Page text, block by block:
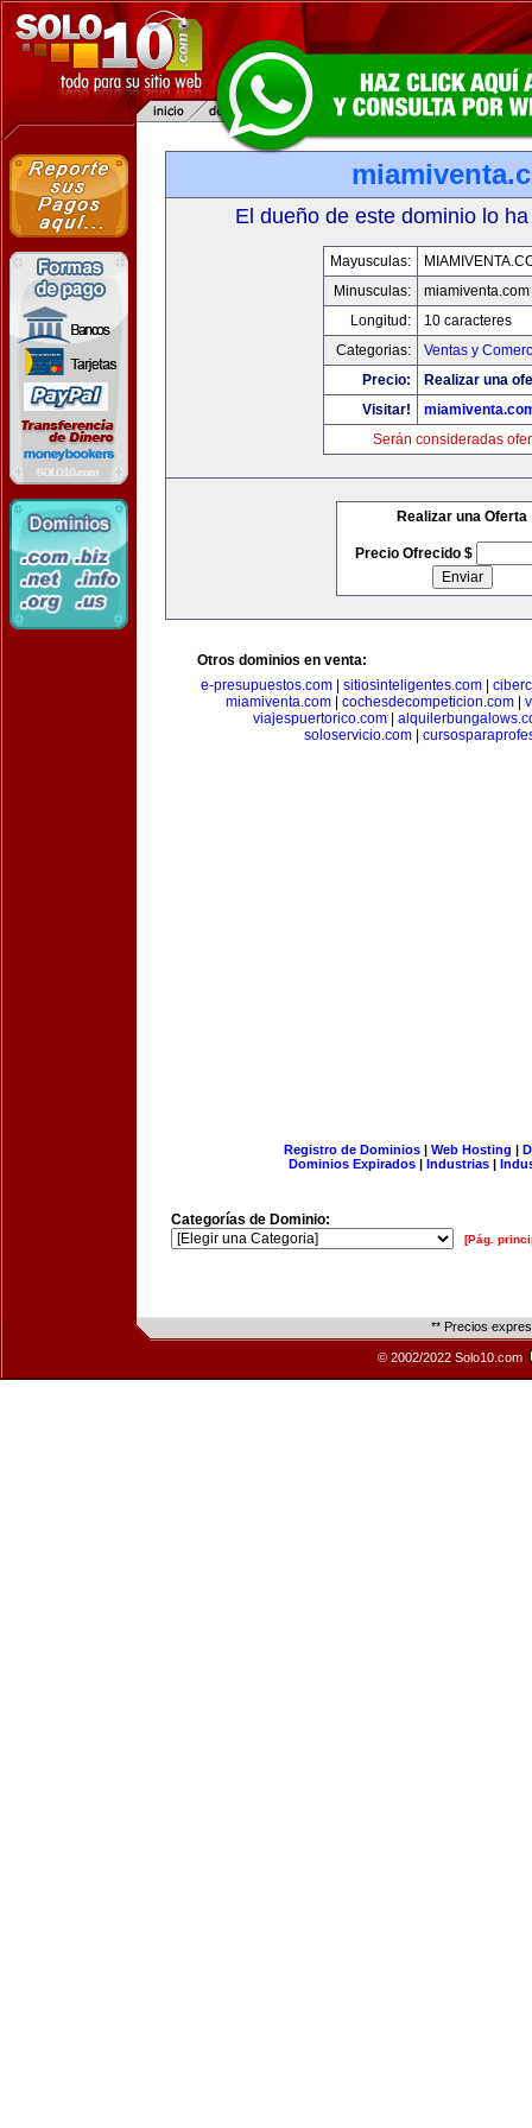
El dueño de este dominio lo
Mayusculas:
Minusculas:
miamiventa.com
Longitud:
10 caracteres
Categorias:
Ventas y
Precio:
Realizar una
Visitar!
Serán consideradas
Realizar una Oferta
Precio Ofrecido $
Otros dominios en venta:
e-presupuestos.com
sitiosinteligentes.com
miamiventa.com
cochesdecompeticion.com
viajespuertorico.com|
soloservicio.com|
Registro de Dominios| Web Hosting |
Dominios Expirados | Industrias |
Categorías de Dominio:
[Pág.
** Precios
© 2002/2022 Solo10.com